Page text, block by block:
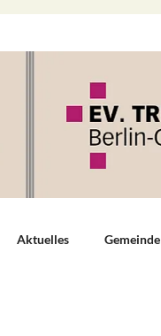
Aktuelles Gemeinde